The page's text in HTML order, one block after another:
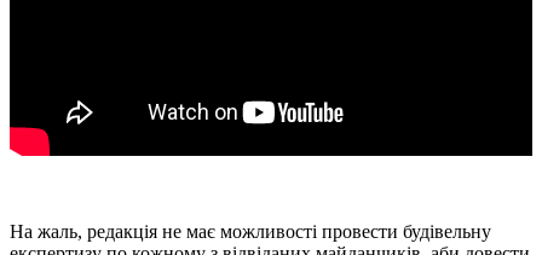
На жаль, редакція не має можливості провести будівельну